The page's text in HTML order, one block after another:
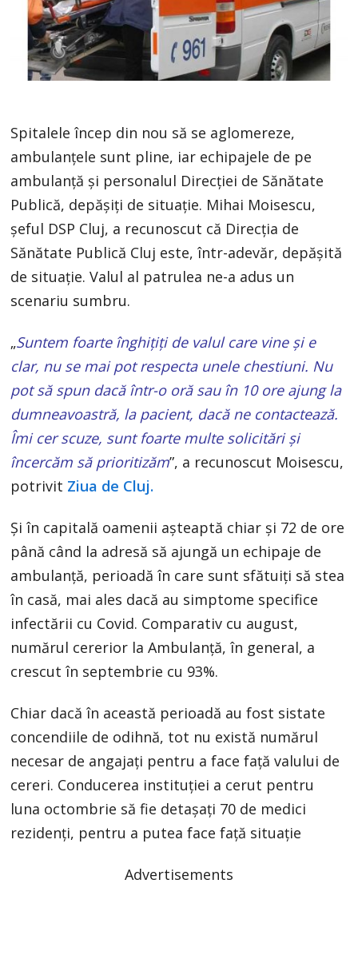
Spitalele încep din nou să se aglomereze,
ambulanțele sunt pline, iar echipajele de pe
ambulanță și personalul Direcției de Sănătate
Publică, depășiți de situație. Mihai Moisescu,
şeful DSP Cluj, a recunoscut că Direcția de
Sănătate Publică Cluj este, într-adevăr, depășită
de situație. Valul al patrulea ne-a adus un
scenariu sumbru.
„Suntem foarte înghițiți de valul care vine și e
clar, nu se mai pot respecta unele chestiuni. Nu
pot să spun dacă într-o oră sau în 10 ore ajung la
dumneavoastră, la pacient, dacă ne contactează.
Îmi cer scuze, sunt foarte multe solicitări și
încercăm să prioritizăm”, a recunoscut Moisescu,
potrivit Ziua de Cluj.
Şi în capitală oamenii așteaptă chiar și 72 de ore
până când la adresă să ajungă un echipaje de
ambulanță, perioadă în care sunt sfătuiți să stea
în casă, mai ales dacă au simptome specifice
infectării cu Covid. Comparativ cu august,
numărul cererior la Ambulanță, în general, a
crescut în septembrie cu 93%.
Chiar dacă în această perioadă au fost sistate
concendiile de odihnă, tot nu există numărul
necesar de angajați pentru a face față valului de
cereri. Conducerea instituției a cerut pentru
luna octombrie să fie detașați 70 de medici
rezidenți, pentru a putea face față situație
Advertisements